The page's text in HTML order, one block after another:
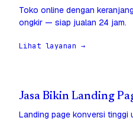
Toko online dengan
ongkir — siap jualan 24 jam.
Lihat layanan →
Jasa Bikin Landing
Landing page konversi